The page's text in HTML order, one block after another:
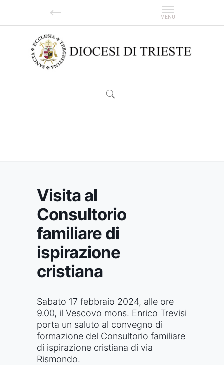
Visita al
Consultorio
familiare di
ispirazione
cristiana
Sabato 17 febbraio 2024, alle ore
9.00, il Vescovo mons. Enrico Trevisi
porta un saluto al convegno di
formazione del Consultorio familiare
di ispirazione cristiana di via
Rismondo.